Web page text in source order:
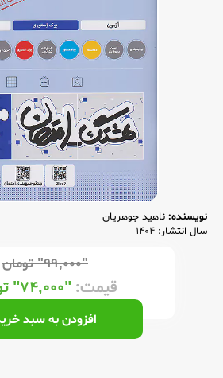
نویسنده: ناهید جوهریان
سال انتشار: 1404
"۹۹,۰۰۰" تومان
قیمت: "۷۴,۰۰۰"
افزودن به سبد